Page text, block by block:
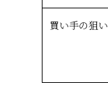
買い手の狙い